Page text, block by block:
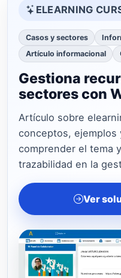
ELEARNING
Casos y sectores
Artículo informacional
Gestiona
sectores con
Artículo sobre
conceptos, ejemplos
comprender el tema
trazabilidad en la
Ver